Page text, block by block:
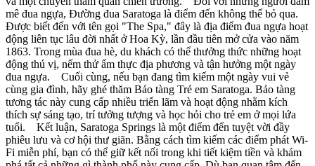
mê đua ngựa, Đường đua Saratoga là điểm đến không thể bỏ qua.
Được biết đến với tên gọi "The Spa," đây là địa điểm đua ngựa hoạt
động liên tục lâu đời nhất ở Hoa Kỳ, lần đầu tiên mở cửa vào năm
1863. Trong mùa đua hè, du khách có thể thưởng thức những hoạt
động thú vị, nếm thử ẩm thực địa phương và tận hưởng một ngày
đua ngựa. Cuối cùng, nếu bạn đang tìm kiếm một ngày vui vẻ
cùng gia đình, hãy ghé thăm Bảo tàng Trẻ em Saratoga. Bảo tàng
tương tác này cung cấp nhiều triển lãm và hoạt động nhằm kích
thích sự sáng tạo, trí tưởng tượng và học hỏi cho trẻ em ở mọi lứa
tuổi. Kết luận, Saratoga Springs là một điểm đến tuyệt vời đầy
phiêu lưu và cơ hội thư giãn. Bằng cách tìm kiếm các điểm phát Wi-
Fi miễn phí, bạn có thể giữ kết nối trong khi tiết kiệm tiền và khám